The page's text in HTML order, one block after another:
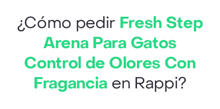
¿Cómo pedir Fresh Step
Arena Para Gatos
Control de Olores Con
Fragancia en Rappi?